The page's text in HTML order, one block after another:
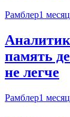
Рамблер1
память
не легче
Рамблер1